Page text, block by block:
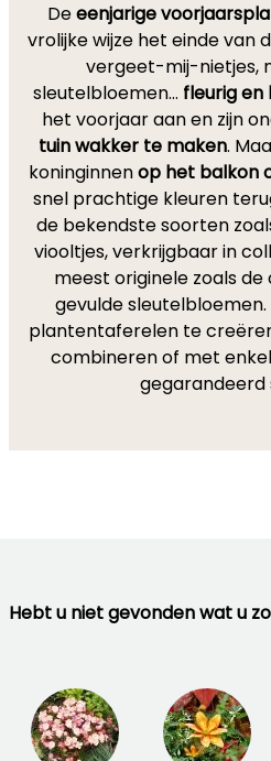
Deeenjarige
vrolijke wijze het einde van
vergeet-mij-nietjes,
sleutelbloemen… fleurig en
het voorjaar aan en zijn
tuin wakker te maken.
koninginnenop het balkon
snel prachtige kleuren
de bekendste soorten
viooltjes, verkrijgbaar in
meest originele zoals
gevulde
plantentaferelen te
combineren of met
gegarandeerd
Hebt u niet gevonden wat u